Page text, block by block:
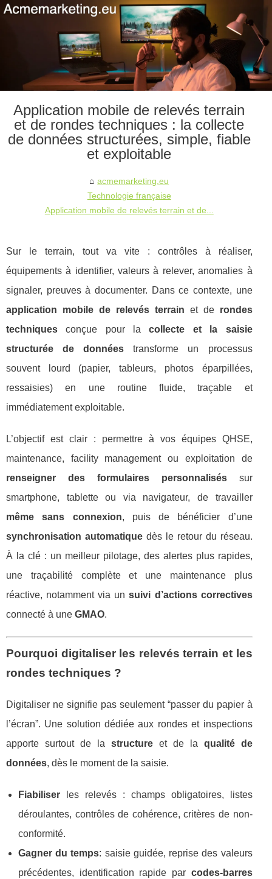
Application mobile de relevés terrain
et de rondes techniques : la collecte
de données structurées, simple, fiable
et exploitable
acmemarketing.eu
Technologie française
Application mobile de relevés terrain et de...
Sur le terrain, tout va vite : contrôles à réaliser,
équipements à identifier, valeurs à relever, anomalies à
signaler, preuves à documenter. Dans ce contexte, une
application mobile de relevés terrain et de rondes
techniques conçue pour lacollecte et la saisie
structurée de données transforme un processus
souvent lourd (papier, tableurs, photos éparpillées,
ressaisies) en une routine fluide, traçable et
immédiatement exploitable.
L’objectif est clair : permettre à vos équipes QHSE,
maintenance, facility management ou exploitation de
renseigner des formulaires personnaliséssur
smartphone, tablette ou via navigateur, de travailler
même sans connexion, puis de bénéficier d’une
synchronisation automatiquedès le retour du réseau.
À la clé : un meilleur pilotage, des alertes plus rapides,
une traçabilité complète et une maintenance plus
réactive, notamment via unsuivi d’actions correctives
connecté à une GMAO.
Pourquoi digitaliser les relevés terrain et les
rondes techniques ?
Digitaliser ne signifie pas seulement “passer du papier à
l’écran”. Une solution dédiée aux rondes et inspections
apporte surtout de la structureet de la qualité de
données, dès le moment de la saisie.
Fiabiliser les relevés : champs obligatoires, listes
déroulantes, contrôles de cohérence, critères de non-
conformité.
Gagner du temps: saisie guidée, reprise des valeurs
précédentes, identification rapide par codes-barres